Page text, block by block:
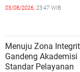
03/08/2026, 23:47 WIB
Menuju Zona
Gandeng
Standar Pelayanan